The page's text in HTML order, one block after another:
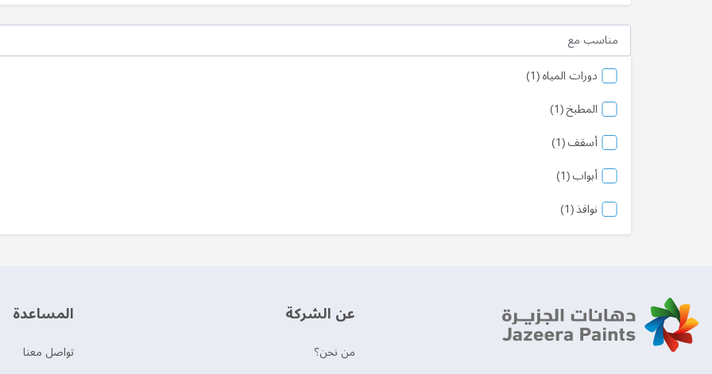
مناسب مع
دورات المياه 1منتج
المطبخ 1منتج
أسقف 1منتج
أبواب 1منتج
نوافذ 1منتج
عن الشركة
من نحن؟
‫المساعدة‬
تواصل معنا